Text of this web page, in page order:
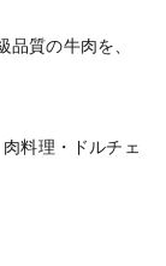
品質の牛肉を、
料理・ドルチェ